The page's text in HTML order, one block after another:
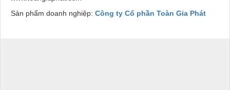
Sản phẩm doanh nghiệp: Công ty Cổ phần Toàn Gia Phát